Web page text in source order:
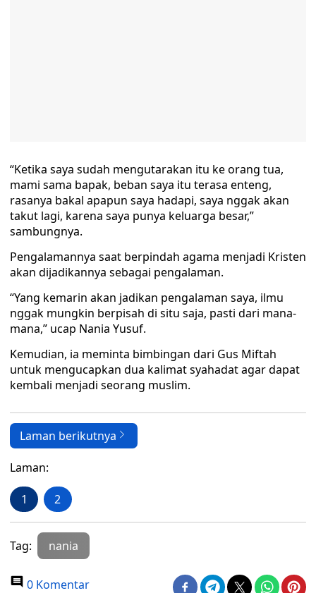
“Ketika saya sudah mengutarakan itu ke orang tua,
mami sama bapak, beban saya itu terasa enteng,
rasanya bakal apapun saya hadapi, saya nggak akan
takut lagi, karena saya punya keluarga besar,”
sambungnya.
Pengalamannya saat berpindah agama menjadi Kristen
akan dijadikannya sebagai pengalaman.
“Yang kemarin akan jadikan pengalaman saya, ilmu
nggak mungkin berpisah di situ saja, pasti dari mana-
mana,” ucap Nania Yusuf.
Kemudian, ia meminta bimbingan dari Gus Miftah
untuk mengucapkan dua kalimat syahadat agar dapat
kembali menjadi seorang muslim.
Laman berikutnya
Laman:
1 2
Tag: nania
0 Komentar